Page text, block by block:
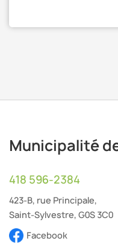
Municipalité
418 596-2384
423-B, rue Principale,
Saint-Sylvestre, G0S 3C0
Facebook